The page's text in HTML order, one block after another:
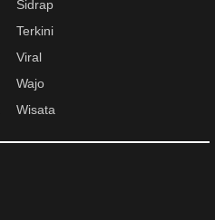
Sidrap
Terkini
Viral
Wajo
Wisata